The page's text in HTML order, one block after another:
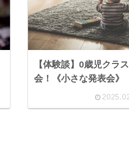
【体験談】0歳児クラ
会！《小さな発表会》